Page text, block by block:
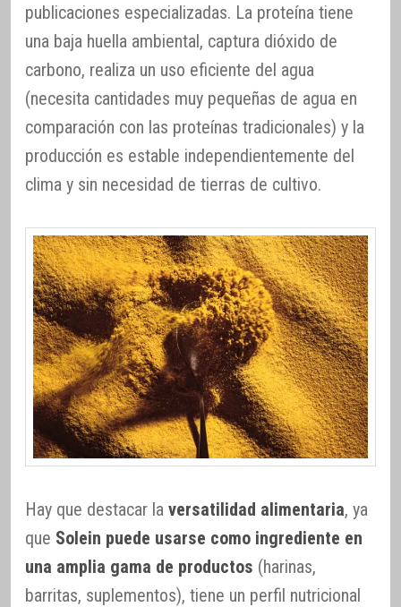
publicaciones especializadas. La proteína tiene
una baja huella ambiental, captura dióxido de
carbono, realiza un uso eficiente del agua
(necesita cantidades muy pequeñas de agua en
comparación con las proteínas tradicionales) y la
producción es estable independientemente del
clima y sin necesidad de tierras de cultivo.
Hay que destacar la versatilidad alimentaria, ya
que Solein puede usarse como ingrediente en
una amplia gama de productos (harinas,
barritas, suplementos), tiene un perfil nutricional